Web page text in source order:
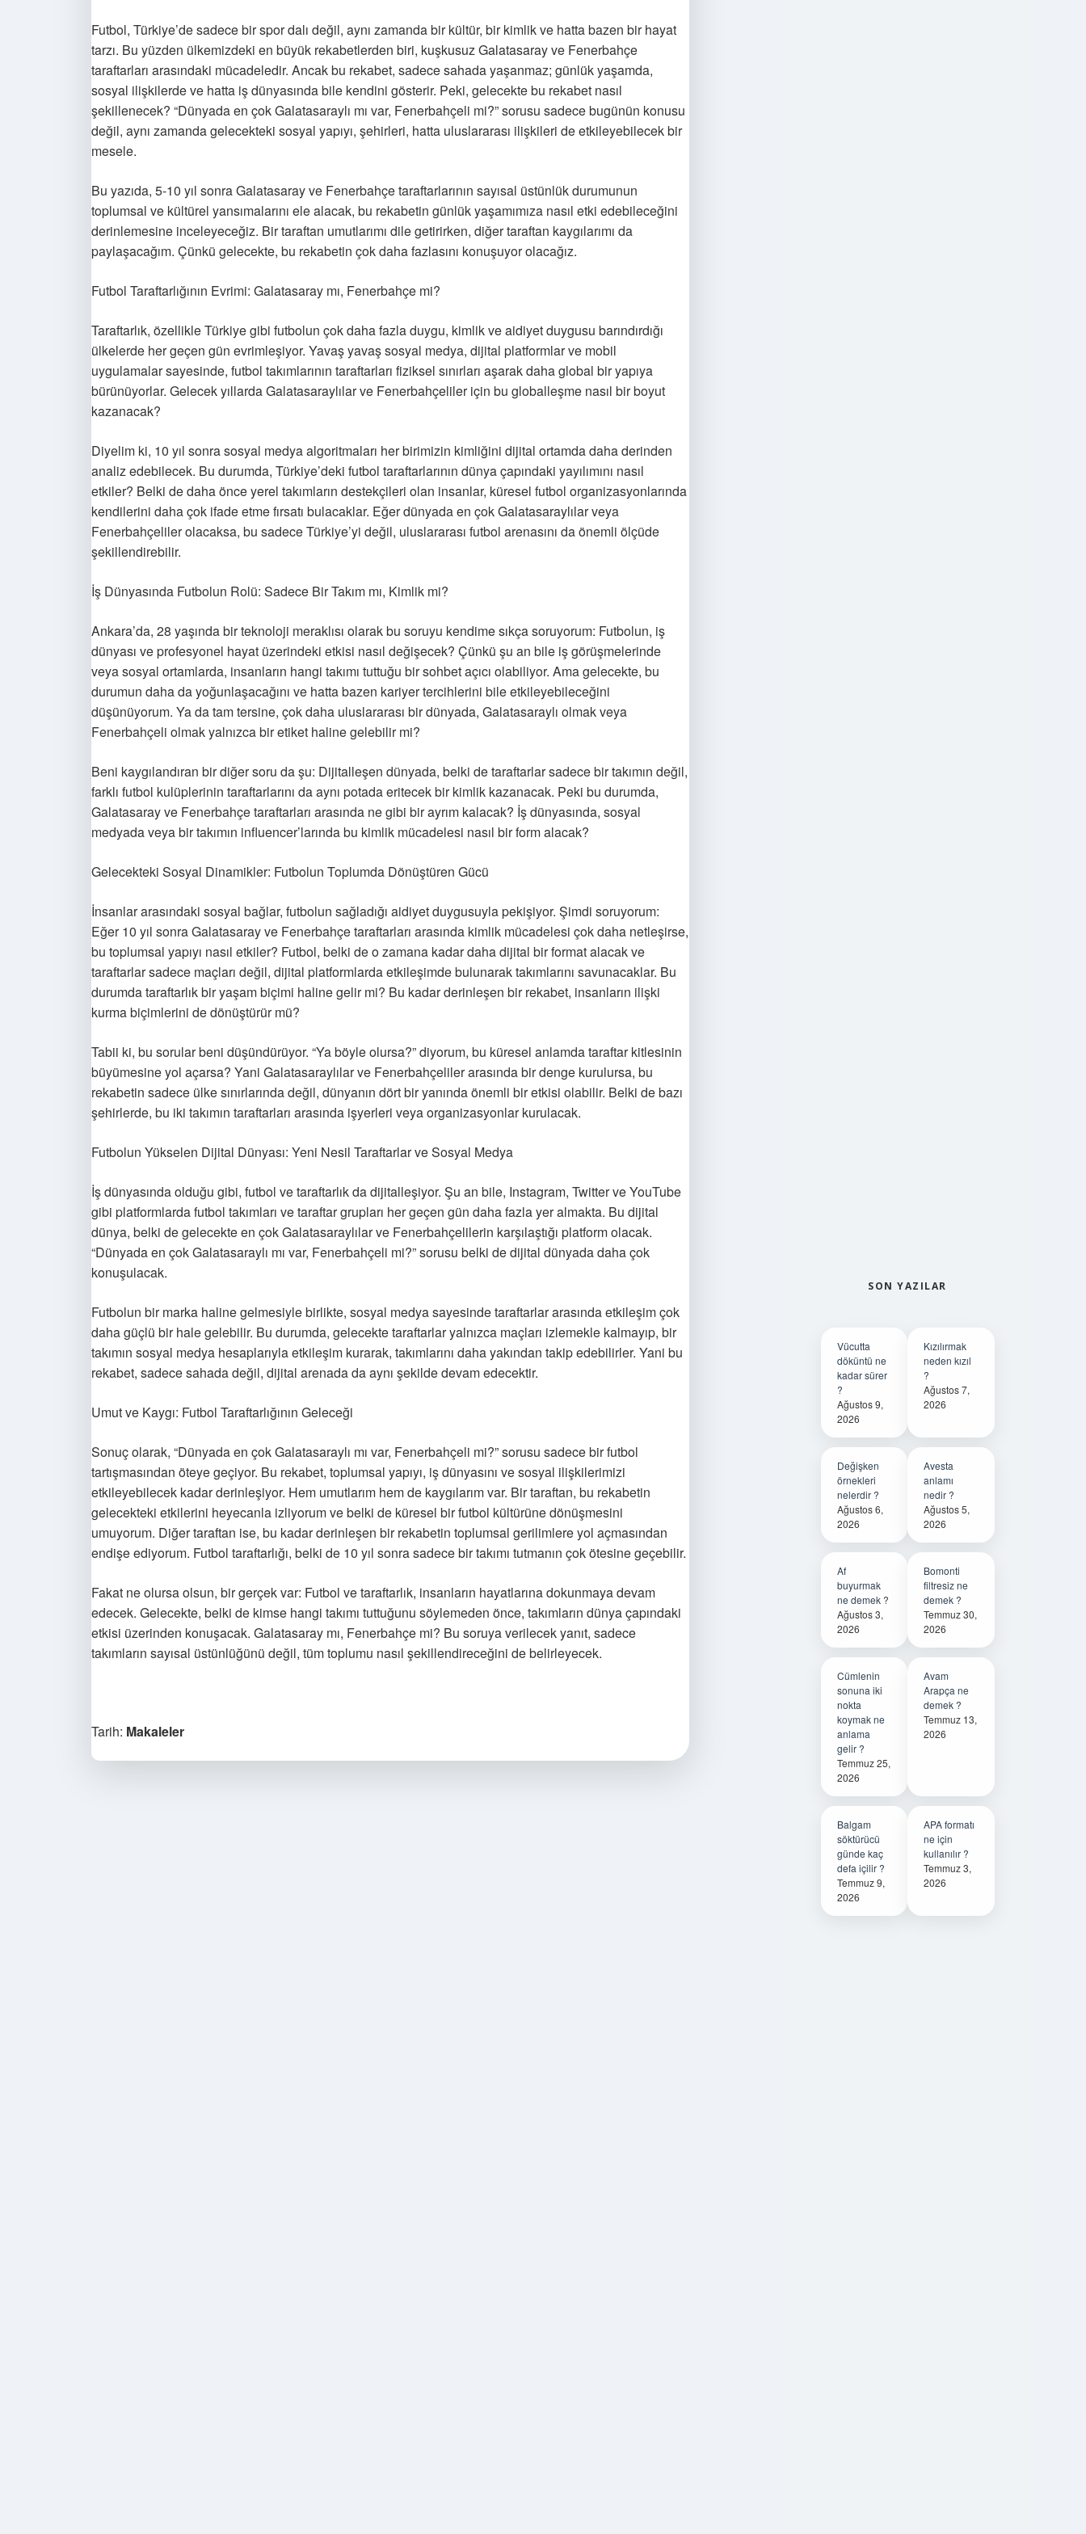
Futbol, Türkiye’de sadece bir spor dalı değil, aynı zamanda bir kültür, bir kimlik ve hatta bazen bir hayat
tarzı. Bu yüzden ülkemizdeki en büyük rekabetlerden biri, kuşkusuz Galatasaray ve Fenerbahçe
taraftarları arasındaki mücadeledir. Ancak bu rekabet, sadece sahada yaşanmaz; günlük yaşamda,
sosyal ilişkilerde ve hatta iş dünyasında bile kendini gösterir. Peki, gelecekte bu rekabet nasıl
şekillenecek? “Dünyada en çok Galatasaraylı mı var, Fenerbahçeli mi?” sorusu sadece bugünün konusu
değil, aynı zamanda gelecekteki sosyal yapıyı, şehirleri, hatta uluslararası ilişkileri de etkileyebilecek bir
mesele.
Bu yazıda, 5-10 yıl sonra Galatasaray ve Fenerbahçe taraftarlarının sayısal üstünlük durumunun
toplumsal ve kültürel yansımalarını ele alacak, bu rekabetin günlük yaşamımıza nasıl etki edebileceğini
derinlemesine inceleyeceğiz. Bir taraftan umutlarımı dile getirirken, diğer taraftan kaygılarımı da
paylaşacağım. Çünkü gelecekte, bu rekabetin çok daha fazlasını konuşuyor olacağız.
Futbol Taraftarlığının Evrimi: Galatasaray mı, Fenerbahçe mi?
Taraftarlık, özellikle Türkiye gibi futbolun çok daha fazla duygu, kimlik ve aidiyet duygusu barındırdığı
ülkelerde her geçen gün evrimleşiyor. Yavaş yavaş sosyal medya, dijital platformlar ve mobil
uygulamalar sayesinde, futbol takımlarının taraftarları fiziksel sınırları aşarak daha global bir yapıya
bürünüyorlar. Gelecek yıllarda Galatasaraylılar ve Fenerbahçeliler için bu globalleşme nasıl bir boyut
kazanacak?
Diyelim ki, 10 yıl sonra sosyal medya algoritmaları her birimizin kimliğini dijital ortamda daha derinden
analiz edebilecek. Bu durumda, Türkiye’deki futbol taraftarlarının dünya çapındaki yayılımını nasıl
etkiler? Belki de daha önce yerel takımların destekçileri olan insanlar, küresel futbol organizasyonlarında
kendilerini daha çok ifade etme fırsatı bulacaklar. Eğer dünyada en çok Galatasaraylılar veya
Fenerbahçeliler olacaksa, bu sadece Türkiye’yi değil, uluslararası futbol arenasını da önemli ölçüde
şekillendirebilir.
İş Dünyasında Futbolun Rolü: Sadece Bir Takım mı, Kimlik mi?
Ankara’da, 28 yaşında bir teknoloji meraklısı olarak bu soruyu kendime sıkça soruyorum: Futbolun, iş
dünyası ve profesyonel hayat üzerindeki etkisi nasıl değişecek? Çünkü şu an bile iş görüşmelerinde
veya sosyal ortamlarda, insanların hangi takımı tuttuğu bir sohbet açıcı olabiliyor. Ama gelecekte, bu
durumun daha da yoğunlaşacağını ve hatta bazen kariyer tercihlerini bile etkileyebileceğini
düşünüyorum. Ya da tam tersine, çok daha uluslararası bir dünyada, Galatasaraylı olmak veya
Fenerbahçeli olmak yalnızca bir etiket haline gelebilir mi?
Beni kaygılandıran bir diğer soru da şu: Dijitalleşen dünyada, belki de taraftarlar sadece bir takımın değil,
farklı futbol kulüplerinin taraftarlarını da aynı potada eritecek bir kimlik kazanacak. Peki bu durumda,
Galatasaray ve Fenerbahçe taraftarları arasında ne gibi bir ayrım kalacak? İş dünyasında, sosyal
medyada veya bir takımın influencer’larında bu kimlik mücadelesi nasıl bir form alacak?
Gelecekteki Sosyal Dinamikler: Futbolun Toplumda Dönüştüren Gücü
İnsanlar arasındaki sosyal bağlar, futbolun sağladığı aidiyet duygusuyla pekişiyor. Şimdi soruyorum:
Eğer 10 yıl sonra Galatasaray ve Fenerbahçe taraftarları arasında kimlik mücadelesi çok daha netleşirse,
bu toplumsal yapıyı nasıl etkiler? Futbol, belki de o zamana kadar daha dijital bir format alacak ve
taraftarlar sadece maçları değil, dijital platformlarda etkileşimde bulunarak takımlarını savunacaklar. Bu
durumda taraftarlık bir yaşam biçimi haline gelir mi? Bu kadar derinleşen bir rekabet, insanların ilişki
kurma biçimlerini de dönüştürür mü?
Tabii ki, bu sorular beni düşündürüyor. “Ya böyle olursa?” diyorum, bu küresel anlamda taraftar kitlesinin
büyümesine yol açarsa? Yani Galatasaraylılar ve Fenerbahçeliler arasında bir denge kurulursa, bu
rekabetin sadece ülke sınırlarında değil, dünyanın dört bir yanında önemli bir etkisi olabilir. Belki de bazı
şehirlerde, bu iki takımın taraftarları arasında işyerleri veya organizasyonlar kurulacak.
Futbolun Yükselen Dijital Dünyası: Yeni Nesil Taraftarlar ve Sosyal Medya
İş dünyasında olduğu gibi, futbol ve taraftarlık da dijitalleşiyor. Şu an bile, Instagram, Twitter ve YouTube
gibi platformlarda futbol takımları ve taraftar grupları her geçen gün daha fazla yer almakta. Bu dijital
dünya, belki de gelecekte en çok Galatasaraylılar ve Fenerbahçelilerin karşılaştığı platform olacak.
“Dünyada en çok Galatasaraylı mı var, Fenerbahçeli mi?” sorusu belki de dijital dünyada daha çok
konuşulacak.
Futbolun bir marka haline gelmesiyle birlikte, sosyal medya sayesinde taraftarlar arasında etkileşim çok
daha güçlü bir hale gelebilir. Bu durumda, gelecekte taraftarlar yalnızca maçları izlemekle kalmayıp, bir
takımın sosyal medya hesaplarıyla etkileşim kurarak, takımlarını daha yakından takip edebilirler. Yani bu
rekabet, sadece sahada değil, dijital arenada da aynı şekilde devam edecektir.
Umut ve Kaygı: Futbol Taraftarlığının Geleceği
Sonuç olarak, “Dünyada en çok Galatasaraylı mı var, Fenerbahçeli mi?” sorusu sadece bir futbol
tartışmasından öteye geçiyor. Bu rekabet, toplumsal yapıyı, iş dünyasını ve sosyal ilişkilerimizi
etkileyebilecek kadar derinleşiyor. Hem umutlarım hem de kaygılarım var. Bir taraftan, bu rekabetin
gelecekteki etkilerini heyecanla izliyorum ve belki de küresel bir futbol kültürüne dönüşmesini
umuyorum. Diğer taraftan ise, bu kadar derinleşen bir rekabetin toplumsal gerilimlere yol açmasından
endişe ediyorum. Futbol taraftarlığı, belki de 10 yıl sonra sadece bir takımı tutmanın çok ötesine geçebilir.
Fakat ne olursa olsun, bir gerçek var: Futbol ve taraftarlık, insanların hayatlarına dokunmaya devam
edecek. Gelecekte, belki de kimse hangi takımı tuttuğunu söylemeden önce, takımların dünya çapındaki
etkisi üzerinden konuşacak. Galatasaray mı, Fenerbahçe mi? Bu soruya verilecek yanıt, sadece
takımların sayısal üstünlüğünü değil, tüm toplumu nasıl şekillendireceğini de belirleyecek.
Tarih: Makaleler
SON YAZILAR
Vücutta
döküntü ne
kadar sürer
?
Ağustos 9,
2026
Kızılırmak
neden kızıl
?
Ağustos 7,
2026
Değişken
örnekleri
nelerdir ?
Ağustos 6,
2026
Avesta
anlamı
nedir ?
Ağustos 5,
2026
Af
buyurmak
ne demek ?
Ağustos 3,
2026
Bomonti
filtresiz ne
demek ?
Temmuz 30,
2026
Cümlenin
sonuna iki
nokta
koymak ne
anlama
gelir ?
Temmuz 25,
2026
Avam
Arapça ne
demek ?
Temmuz 13,
2026
Balgam
söktürücü
günde kaç
defa içilir ?
Temmuz 9,
2026
APA formatı
ne için
kullanılır ?
Temmuz 3,
2026